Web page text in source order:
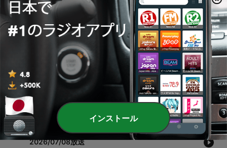
305 - こげなこっがあいもした！＃２９１おしゃべりのみ
2026/07/21放送
06 8月 2026
こげなこっがあいもした！＃２９０おしゃべりのみ
2026/07/15放送
30 7月 2026
-
こげなこっがあいもした！＃２８９おしゃべりのみ
2026/07/14放送
30 7月 2026
302 - こげなこっがあいもした！＃２８８おしゃべりのみ
2026/07/08放送
インストール